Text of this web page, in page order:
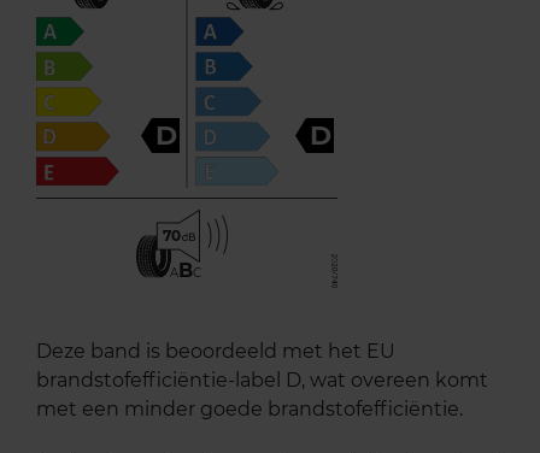
D D
70
ABC
Deze band is beoordeeld met het EU
brandstofefficiëntie-label D, wat overeen komt
met een minder goede brandstofefficiëntie.